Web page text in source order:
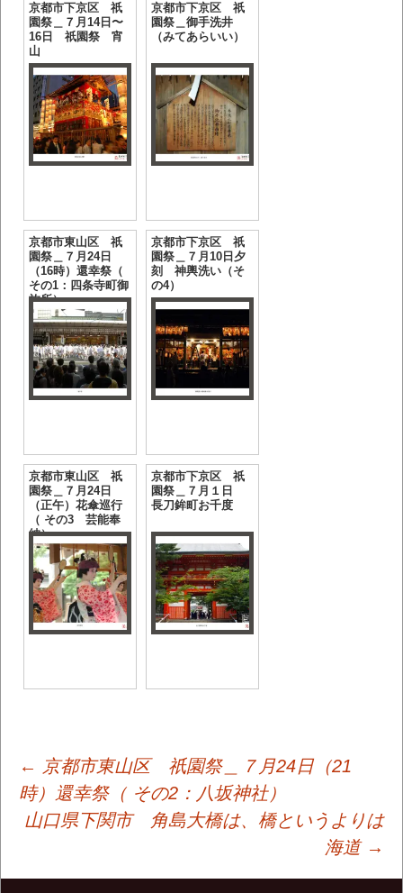
京都市下京区 祇
園祭＿７月14日〜
16日 祇園祭 宵
山
京都市下京区 祇
園祭＿御手洗井
（みてあらいい）
京都市東山区 祇
園祭＿７月24日
（16時）還幸祭（
その1：四条寺町御
旅所）
京都市下京区 祇
園祭＿７月10日夕
刻 神輿洗い（そ
の4）
京都市東山区 祇
園祭＿７月24日
（正午）花傘巡行
（ その3 芸能奉
納）
京都市下京区 祇
園祭＿７月１日
長刀鉾町お千度
投
稿
← 京都市東山区 祇園祭＿７月24日（21
時）還幸祭（ その2：八坂神社）
山口県下関市 角島大橋は、橋というよりは
海道 →